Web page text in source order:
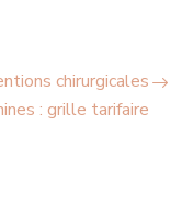
chirurgicales
: grille tarifaire